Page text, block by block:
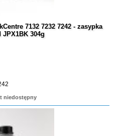
7132 7232 7242 - zasypka
JPX1BK 304g
niedostępny